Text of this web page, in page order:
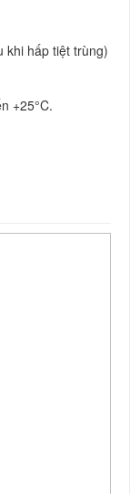
khi hấp tiệt trùng)
+25°C.